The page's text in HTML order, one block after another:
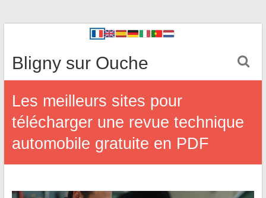
Bligny sur Ouche
Les meilleurs sites pour
télécharger une revue technique
automobile gratuite en PDF